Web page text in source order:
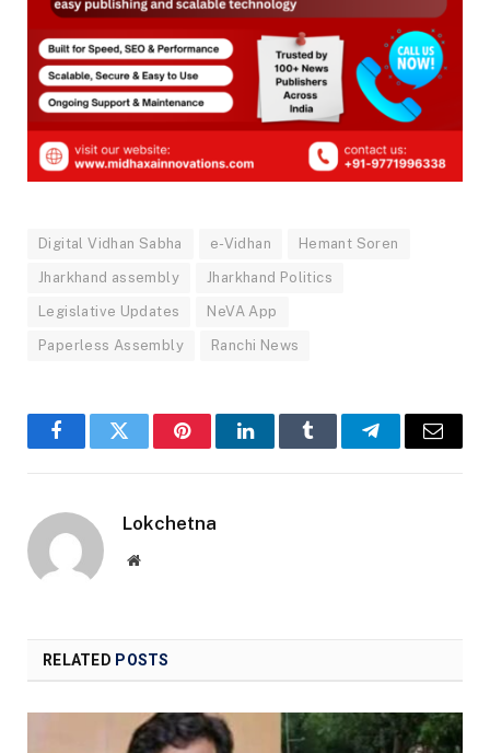
Digital Vidhan Sabha e-Vidhan Hemant Soren
Jharkhand assembly Jharkhand Politics
Legislative Updates NeVA App
Paperless Assembly Ranchi News
FacebookTwitter PinterestLinkedInTumblr TelegramEmail
Lokchetna
Website
RELATED POSTS